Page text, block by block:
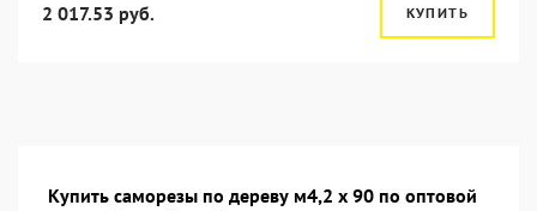
2 017.53 руб. КУПИТЬ
Купить саморезы по дереву м4,2 х 90 по оптовой